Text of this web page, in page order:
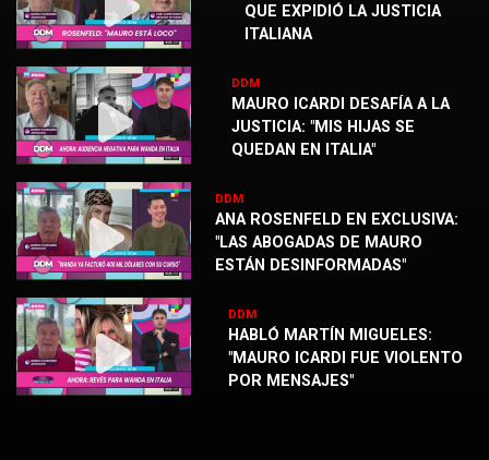
QUE EXPIDIÓ LA JUSTICIA
ITALIANA
DDM
MAURO ICARDI DESAFÍA A LA
JUSTICIA: "MIS HIJAS SE
QUEDAN EN ITALIA"
DDM
ANA ROSENFELD EN EXCLUSIVA:
"LAS ABOGADAS DE MAURO
ESTÁN DESINFORMADAS"
DDM
HABLÓ MARTÍN MIGUELES:
"MAURO ICARDI FUE VIOLENTO
POR MENSAJES"